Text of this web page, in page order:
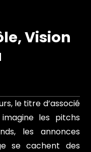
Vision
le titre d’associé
les pitchs
les annonces
se cachent des